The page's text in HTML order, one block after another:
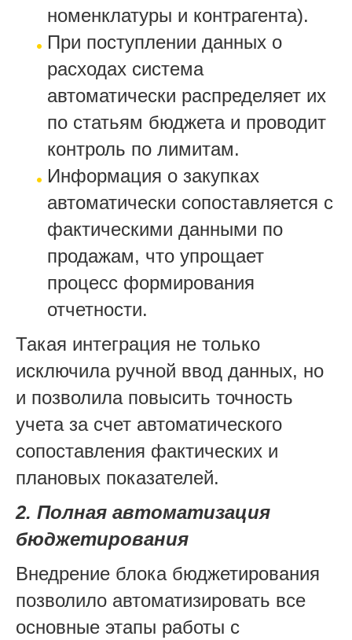
номенклатуры и контрагента).
При поступлении данных о
расходах система
автоматически распределяет их
по статьям бюджета и проводит
контроль по лимитам.
Информация о закупках
автоматически сопоставляется с
фактическими данными по
продажам, что упрощает
процесс формирования
отчетности.
Такая интеграция не только
исключила ручной ввод данных, но
и позволила повысить точность
учета за счет автоматического
сопоставления фактических и
плановых показателей.
2. Полная автоматизация
бюджетирования
Внедрение блока бюджетирования
позволило автоматизировать все
основные этапы работы с